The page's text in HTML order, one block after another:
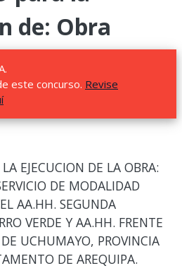
de: Obra
este concurso. Revise
EJECUCION DE LA OBRA:
DE MODALIDAD
AA.HH. SEGUNDA
VERDE Y AA.HH. FRENTE
UCHUMAYO, PROVINCIA
DE AREQUIPA.